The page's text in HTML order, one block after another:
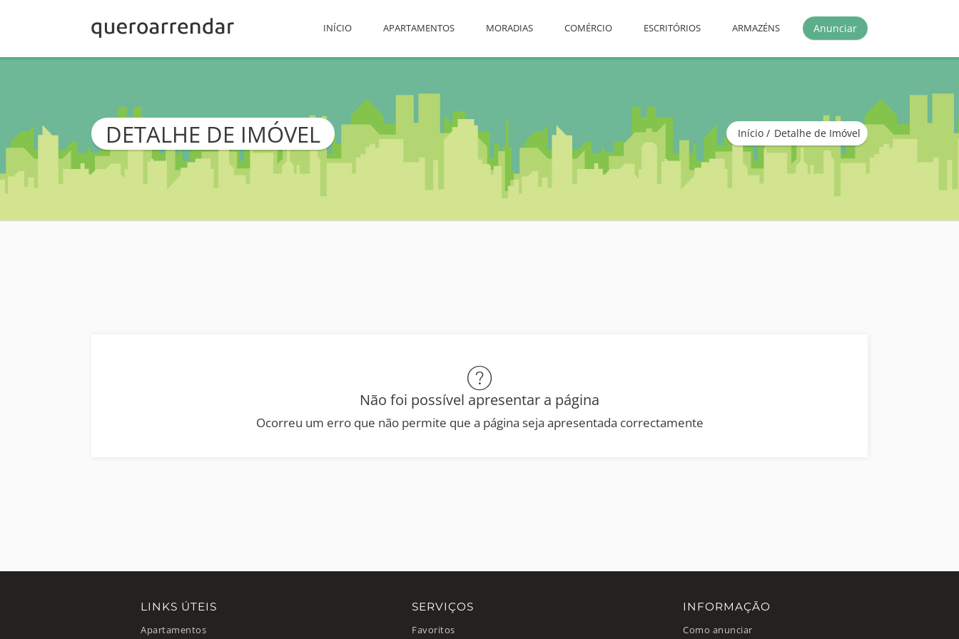
Anunciar
INÍCIO APARTAMENTOS MORADIAS COMÉRCIO ESCRITÓRIOS ARMAZÉNS
DETALHE DE IMÓVEL Início Detalhe de Imóvel
Não foi possível apresentar a página
Ocorreu um erro que não permite que a página seja apresentada correctamente
LINKS ÚTEIS
Apartamentos
SERVIÇOS
Favoritos
INFORMAÇÃO
Como anunciar